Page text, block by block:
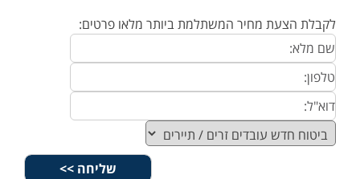
לקבלת הצעת מחיר המשתלמת ביותר מלאו פרטים: